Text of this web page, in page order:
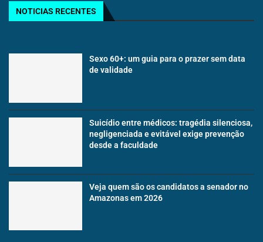
NOTICIAS RECENTES
Sexo 60+: um guia para o prazer sem data
de validade
Suicídio entre médicos: tragédia silenciosa,
negligenciada e evitável exige prevenção
desde a faculdade
Veja quem são os candidatos a senador no
Amazonas em 2026